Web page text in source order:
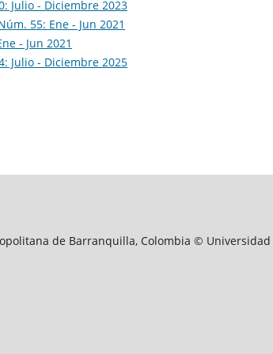
Julio - Diciembre 2023
55: Ene - Jun 2021
- Jun 2021
Julio - Diciembre 2025
de Barranquilla, Colombia ©